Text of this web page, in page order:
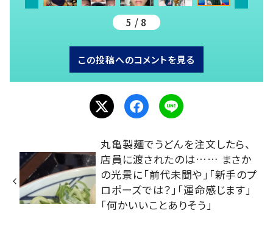
5 / 8
この投稿へのコメントを見る
丸亀製麺でうどんを注文したら、
店員に渡されたのは…… まさか
の光景に「前代未聞や」「新手のプ
ロポーズでは？」「運命感じます」
「何かいいことありそう」